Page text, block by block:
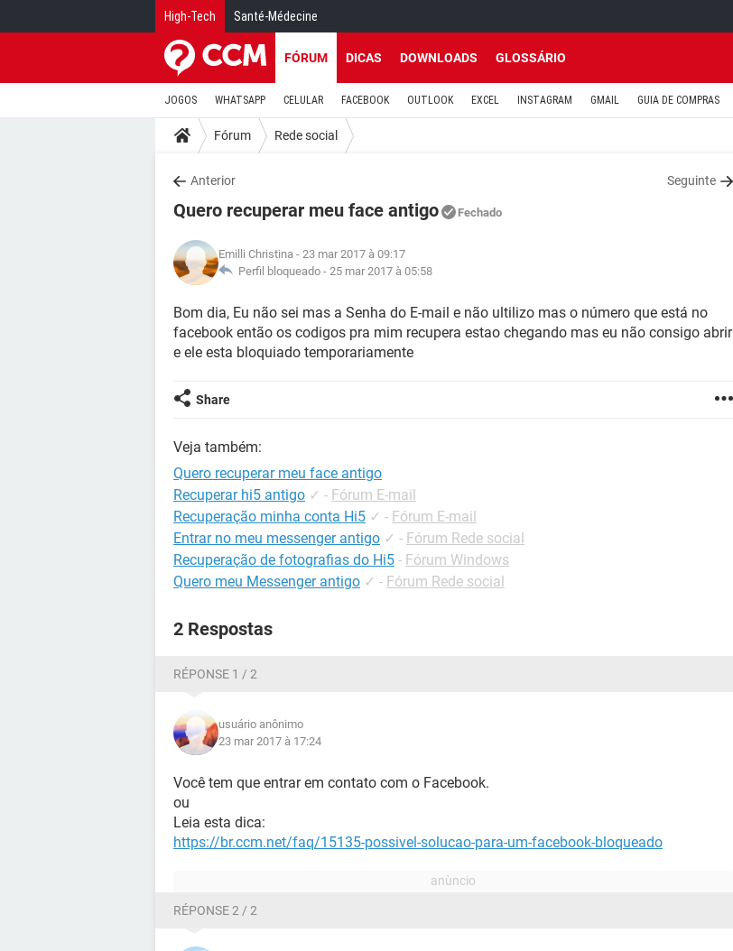
High-Tech Santé-Médecine
FÓRUM DICAS DOWNLOADS GLOSSÁRIO
JOGOS WHATSAPP CELULAR FACEBOOK OUTLOOK EXCEL INSTAGRAM GMAIL GUIA DE COMPRAS
Fórum Rede social
Anterior Seguinte
Quero recuperar meu face antigo Fechado
Emilli Christina - 23 mar 2017 à 09:17
Perfil bloqueado - 25 mar 2017 à 05:58
Bom dia, Eu não sei mas a Senha do E-mail e não ultilizo mas o número que está no
facebook então os codigos pra mim recupera estao chegando mas eu não consigo abrir
e ele esta bloquiado temporariamente
Share
Veja também:
Quero recuperar meu face antigo
Recuperar hi5 antigo ✓ - Fórum E-mail
Recuperação minha conta Hi5 ✓ - Fórum E-mail
Entrar no meu messenger antigo ✓ - Fórum Rede social
Recuperação de fotografias do Hi5 - Fórum Windows
Quero meu Messenger antigo ✓ - Fórum Rede social
2 Respostas
RÉPONSE 1 / 2
usuário anônimo
23 mar 2017 à 17:24
Você tem que entrar em contato com o Facebook.
ou
Leia esta dica:
https://br.ccm.net/faq/15135-possivel-solucao-para-um-facebook-bloqueado
RÉPONSE 2 / 2